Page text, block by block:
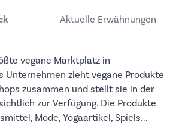
Aktuelle Erwähnungen
vegane Marktplatz in
Unternehmen zieht vegane Produkte
zusammen und stellt sie in der
zur Verfügung. Die Produkte
Mode, Yogaartikel, Spiels...